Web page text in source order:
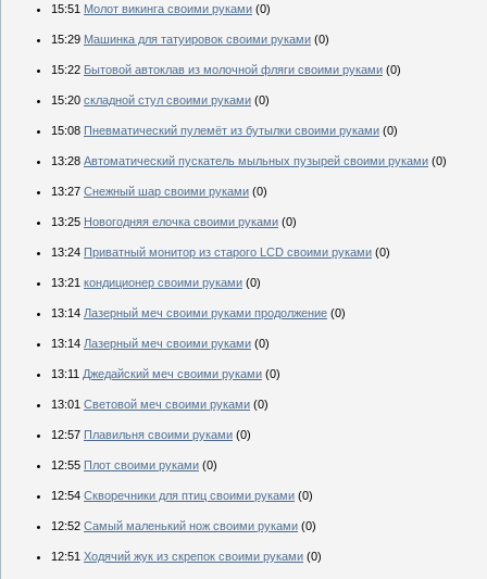
15:51 Молот викинга своими руками (0)
15:29 Машинка для татуировок своими руками (0)
15:22 Бытовой автоклав из молочной фляги своими руками (0)
15:20 складной стул своими руками (0)
15:08 Пневматический пулемёт из бутылки своими руками (0)
13:28 Автоматический пускатель мыльных пузырей своими руками (0)
13:27 Снежный шар своими руками (0)
13:25 Новогодняя елочка своими руками (0)
13:24 Приватный монитор из старого LCD своими руками (0)
13:21 кондиционер своими руками (0)
13:14 Лазерный меч своими руками продолжение (0)
13:14 Лазерный меч своими руками (0)
13:11 Джедайский меч своими руками (0)
13:01 Световой меч своими руками (0)
12:57 Плавильня своими руками (0)
12:55 Плот своими руками (0)
12:54 Скворечники для птиц своими руками (0)
12:52 Самый маленький нож своими руками (0)
12:51 Ходячий жук из скрепок своими руками (0)